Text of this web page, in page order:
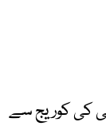
کی کوریج سے